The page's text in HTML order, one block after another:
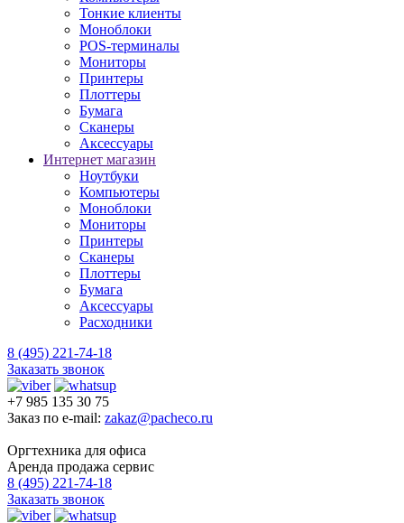
Тонкие клиенты
Моноблоки
POS-терминалы
Мониторы
Принтеры
Плоттеры
Бумага
Сканеры
Аксессуары
Интернет магазин
Ноутбуки
Компьютеры
Моноблоки
Мониторы
Принтеры
Сканеры
Плоттеры
Бумага
Аксессуары
Расходники
8 (495) 221-74-18
Заказать звонок
+7 985 135 30 75
Заказ по e-mail: zakaz@pacheco.ru
Оргтехника для офиса
Аренда продажа сервис
8 (495) 221-74-18
Заказать звонок